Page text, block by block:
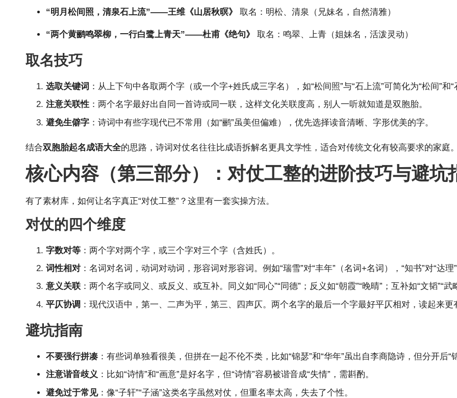
“明月松间照，清泉石上流”——王维《山居秋暝》 取名：明松、清泉（兄妹名，自然清雅）
“两个黄鹂鸣翠柳，一行白鹭上青天”——杜甫《绝句》 取名：鸣翠、上青（姐妹名，活泼灵动）
取名技巧
选取关键词 ：从上下句中各取两个字（或一个字+姓氏成三字名），如“松间照”与“石上流”可简化为“松间”和“
注意关联性 ：两个名字最好出自同一首诗或同一联，这样文化关联度高，别人一听就知道是双胞胎。
避免生僻字 ：诗词中有些字现代已不常用（如“鹂”虽美但偏难），优先选择读音清晰、字形优美的字。
结合双胞胎起名成语大全的思路，诗词对仗名往往比成语拆解名更具文学性，适合对传统文化有较高要求的家庭。
核心内容（第三部分）：对仗工整的进阶技巧与避坑
有了素材库，如何让名字真正“对仗工整”？这里有一套实操方法。
对仗的四个维度
字数对等 ：两个字对两个字，或三个字对三个字（含姓氏）。
词性相对 ：名词对名词，动词对动词，形容词对形容词。例如“瑞雪”对“丰年”（名词+名词），“知书”对“达理
意义关联 ：两个名字或同义、或反义、或互补。同义如“同心”“同德”；反义如“朝霞”“晚晴”；互补如“文韬”“武
平仄协调 ：现代汉语中，第一、二声为平，第三、四声仄。两个名字的最后一个字最好平仄相对，读起来更
避坑指南
不要强行拼凑 ：有些词单独看很美，但拼在一起不伦不类，比如“锦瑟”和“华年”虽出自李商隐诗，但分开后“
注意谐音歧义 ：比如“诗情”和“画意”是好名字，但“诗情”容易被谐音成“失情”，需斟酌。
避免过于常见：像“子轩”“子涵”这类名字虽然对仗，但重名率太高，失去了个性。